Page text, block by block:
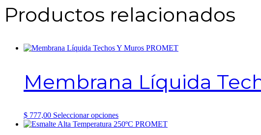
Productos relacionados
Membrana Líquida
$ 777,00 Seleccionar opcionesEste
producto